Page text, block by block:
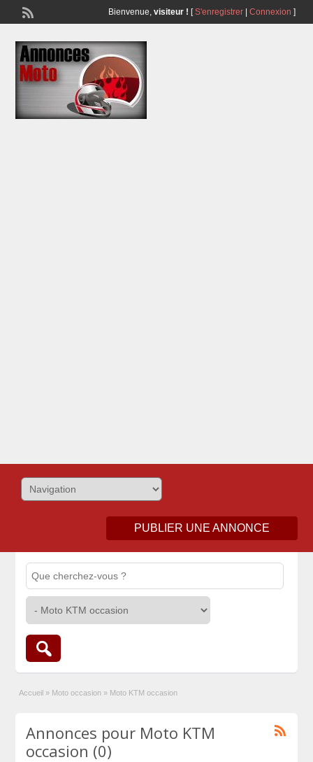
Bienvenue, visiteur ! [S'enregistrer| Connexion ]
PUBLIER UNE ANNONCE
Accueil » Moto occasion » Moto KTM occasion
Annonces pour Moto KTM
occasion (0)